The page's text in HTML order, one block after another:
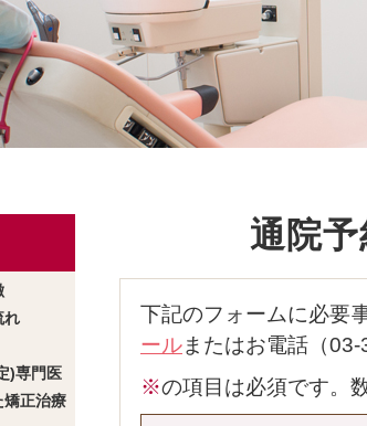
れ
)専門医
正治療
通院予
下記のフォームに必要
ールまたはお電話（
※の項目は必須です。